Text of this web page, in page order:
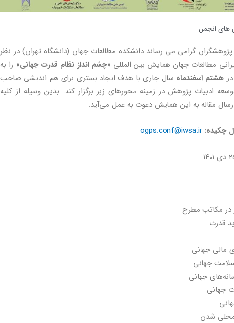
های انجمن
پژوهشگران گرامی مي رساند دانشكده مطالعات جهان (دانشگاه تهران) در نظر
مطالعات جهان همايش بين المللي «چشم انداز نظام قدرت جهاني» را به
هشتم اسفندماه سال جاري با هدف ايجاد بستري براي هم انديشي صاحب
ادبيات پژوهش در زمينه محورهاي زير برگزار كند. بدين وسيله از كليه
مقاله به اين همايش دعوت به عمل مي‌آيد.
چكيده: ogps.conf@iwsa.ir
در مكاتب مطرح
قدرت
مالي جهاني
جهاني
جهاني
جهاني
شدن